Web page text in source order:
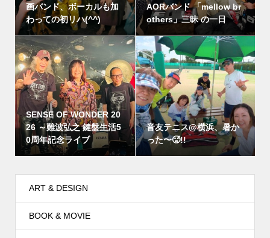
画バンド、ボーカルも加
わっての初リハ(^^)
AORバンド 「mellow br
others」三昧 の一日
SENSE OF WONDER 20
26 ～難波弘之 鍵盤生活5
0周年記念ライブ
音友テニス@横浜、暑か
った〜🥵!!
ART & DESIGN
BOOK & MOVIE